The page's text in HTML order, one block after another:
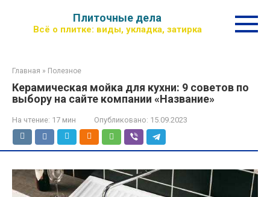
контенту
Плиточные дела
Всё о плитке: виды, укладка, затирка
Главная » Полезное
Керамическая мойка для кухни: 9 советов по
выбору на сайте компании «Название»
На чтение: 17 мин Опубликовано: 15.09.2023